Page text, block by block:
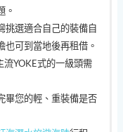
。
挑選適合自己的裝備自
也可到當地後再租借。
YOKE式的一級頭需
畢您的輕、重裝備是否